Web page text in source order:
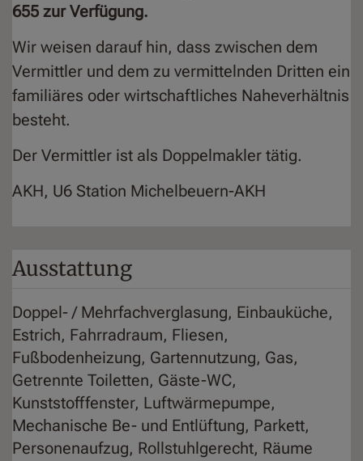
655 zur Verfügung.
Wir weisen darauf hin, dass zwischen dem
Vermittler und dem zu vermittelnden Dritten ein
familiäres oder wirtschaftliches Naheverhältnis
besteht.
Der Vermittler ist als Doppelmakler tätig.
AKH, U6 Station Michelbeuern-AKH
Ausstattung
Doppel- / Mehrfachverglasung Einbauküche
Estrich Fahrradraum Fliesen
Fußbodenheizung Gartennutzung Gas
Getrennte Toiletten Gäste-WC
Kunststofffenster Luftwärmepumpe
Mechanische Be- und Entlüftung Parkett
Personenaufzug Rollstuhlgerecht Räume